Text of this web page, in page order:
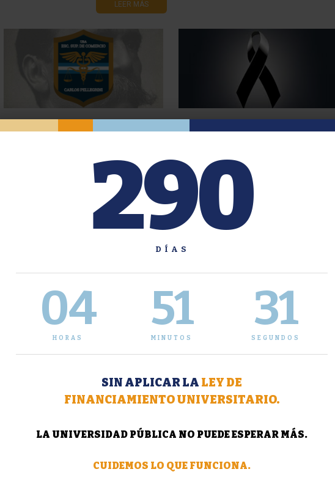
LEER MÁS
Receso Escolar 2026
Noticia triste: Prof. Dr. Horacio
Sanguinetti
Olimpíadas Deportivas organizadas
por el CECaP SUSPENDIDAS
Olimpíadas Deportivas organizadas
LEER MÁS
Readecuación del calendario
Noticia Triste: Prof. Nuria Madrid
290
DÍAS
04
HORAS
51
MINUTOS
32
SEGUNDOS
SIN APLICAR LA LEY DE
FINANCIAMIENTO UNIVERSITARIO.
LA UNIVERSIDAD PÚBLICA NO PUEDE ESPERAR MÁS.
CUIDEMOS LO QUE FUNCIONA.